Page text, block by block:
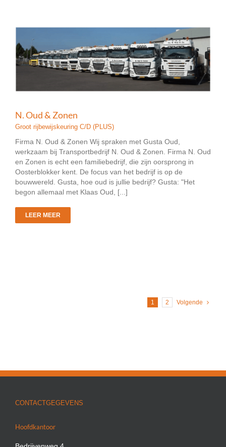
N. Oud & Zonen
Groot rijbewijskeuring C/D (PLUS)
Firma N. Oud & Zonen Wij spraken met Gusta Oud,
werkzaam bij Transportbedrijf N. Oud & Zonen. Firma N. Oud
en Zonen is echt een familiebedrijf, die zijn oorsprong in
Oosterblokker kent. De focus van het bedrijf is op de
bouwwereld. Gusta, hoe oud is jullie bedrijf? Gusta: "Het
begon allemaal met Klaas Oud, [...]
LEER MEER
1 2 Volgende
CONTACTGEGEVENS
Hoofdkantoor